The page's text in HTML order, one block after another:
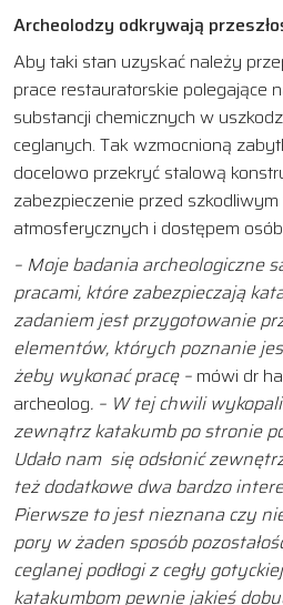
Archeolodzy odkrywają
Aby taki stan uzyskać należy
prace restauratorskie polegające
substancji chemicznych w
ceglanych. Tak wzmocnioną
docelowo przekryć stalową
zabezpieczenie przed
atmosferycznych i dostępem
– Moje badania archeologiczne
pracami, które zabezpieczają
zadaniem jest przygotowanie
elementów, których poznanie
żeby wykonać pracę – mówi dr
archeolog. – W tej chwili
zewnątrz katakumb po stronie
Udało nam się odsłonić
też dodatkowe dwa bardzo
Pierwsze to jest nieznana czy
pory w żaden sposób
ceglanej podłogi z cegły
katakumbom pewnie jakieś